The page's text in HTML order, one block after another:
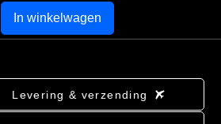
In winkelwagen
Levering & verzending